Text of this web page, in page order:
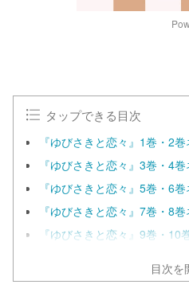
タップできる目次
『ゆびさきと恋々』1巻・2
『ゆびさきと恋々』3巻・4
『ゆびさきと恋々』5巻・6
『ゆびさきと恋々』7巻・8
『ゆびさきと恋々』9巻・10
目次を